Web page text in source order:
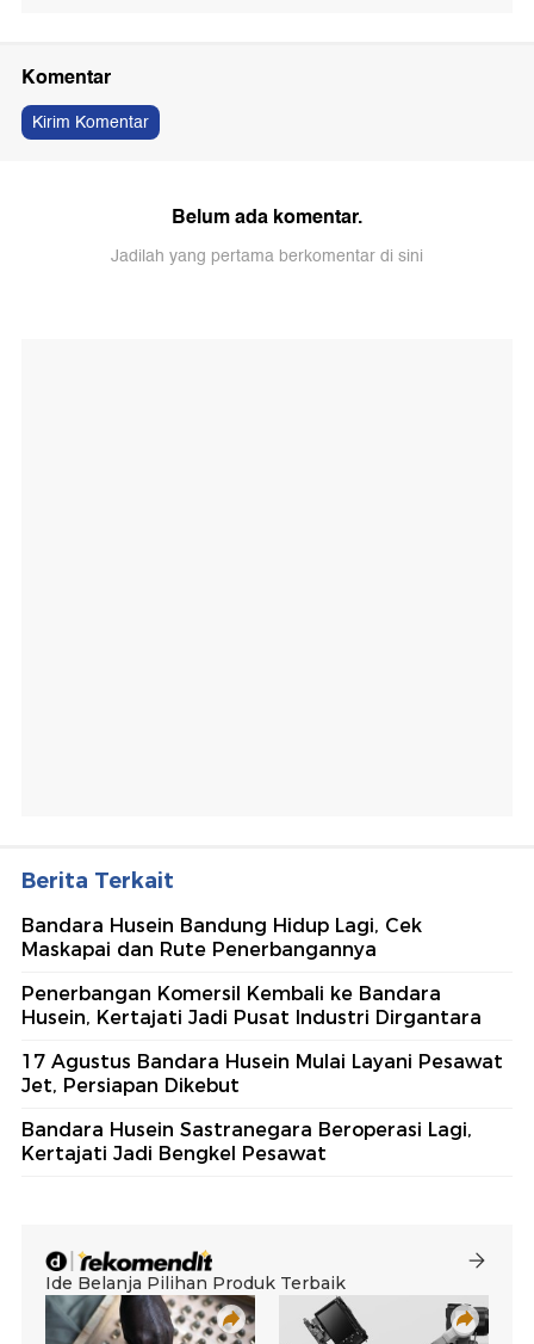
Komentar
Kirim Komentar
Belum ada komentar.
Jadilah yang pertama berkomentar di sini
Berita Terkait
Bandara Husein Bandung Hidup Lagi, Cek
Maskapai dan Rute Penerbangannya
Penerbangan Komersil Kembali ke Bandara
Husein, Kertajati Jadi Pusat Industri Dirgantara
17 Agustus Bandara Husein Mulai Layani Pesawat
Jet, Persiapan Dikebut
Bandara Husein Sastranegara Beroperasi Lagi,
Kertajati Jadi Bengkel Pesawat